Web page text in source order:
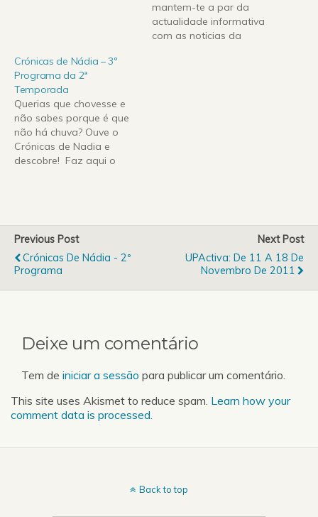
mantem-te a par da
actualidade informativa
com as noticias da
Crónicas de Nádia – 3º
Programa da 2ª
Temporada
Querias que chovesse e
não sabes porque é que
não há chuva? Ouve o
Crónicas de Nadia e
descobre! Faz aqui o
Previous Post
Crónicas De Nádia - 2º
Programa
Next Post
UPActiva: De 11 A 18 De
Novembro De 2011
Deixe um comentário
Tem de iniciar a sessão para publicar um comentário.
This site uses Akismet to reduce spam. Learn how your
comment data is processed.
Back to top